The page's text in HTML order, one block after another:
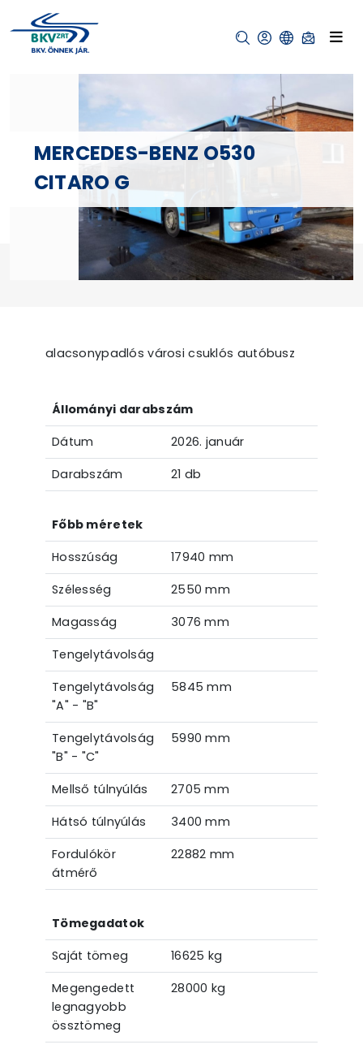
MERCEDES-BENZ O530
CITARO G
alacsonypadlós városi csuklós autóbusz
Állományi darabszám
Dátum
2026. január
Darabszám
21 db
Főbb méretek
Hosszúság
17940 mm
Szélesség
2550 mm
Magasság
3076 mm
Tengelytávolság
Tengelytávolság
"A" - "B"
5845 mm
Tengelytávolság
"B" - "C"
5990 mm
Mellső túlnyúlás
2705 mm
Hátsó túlnyúlás
3400 mm
Fordulókör
átmérő
22882 mm
Tömegadatok
Saját tömeg
16625 kg
Megengedett
legnagyobb
össztömeg
28000 kg